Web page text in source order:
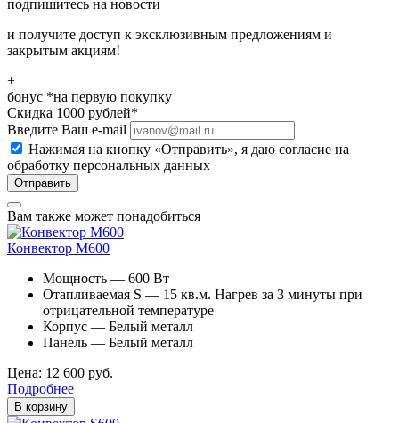
подпишитесь на новости
и получите доступ к эксклюзивным предложениям и
закрытым акциям!
+
бонус *на первую покупку
Скидка 1000 рублей*
Введите Ваш e-mail
Нажимая на кнопку «Отправить», я даю согласие на
обработку персональных данных
Отправить
Вам также может понадобиться
Конвектор M600
Мощность — 600 Вт
Отапливаемая S — 15 кв.м. Нагрев за 3 минуты при
отрицательной температуре
Корпус — Белый металл
Панель — Белый металл
Цена: 12 600 руб.
Подробнее
В корзину